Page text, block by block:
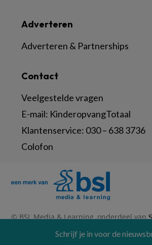
Contact
Veelgestelde vragen
E-mail: KinderopvangTotaal
Klantenservice: 030 – 638 3736
Colofon
Adverteren
Adverteren & Partnerships
© BSL Media & Learning, onderdeel van
Schrijf je in voor de
Nieuwsbrief